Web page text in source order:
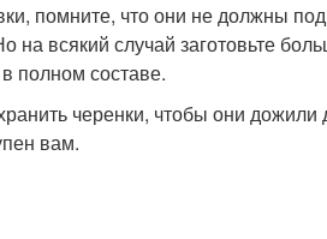
помните, что они не должны
всякий случай заготовьте
полном составе.
черенки, чтобы они
вам.